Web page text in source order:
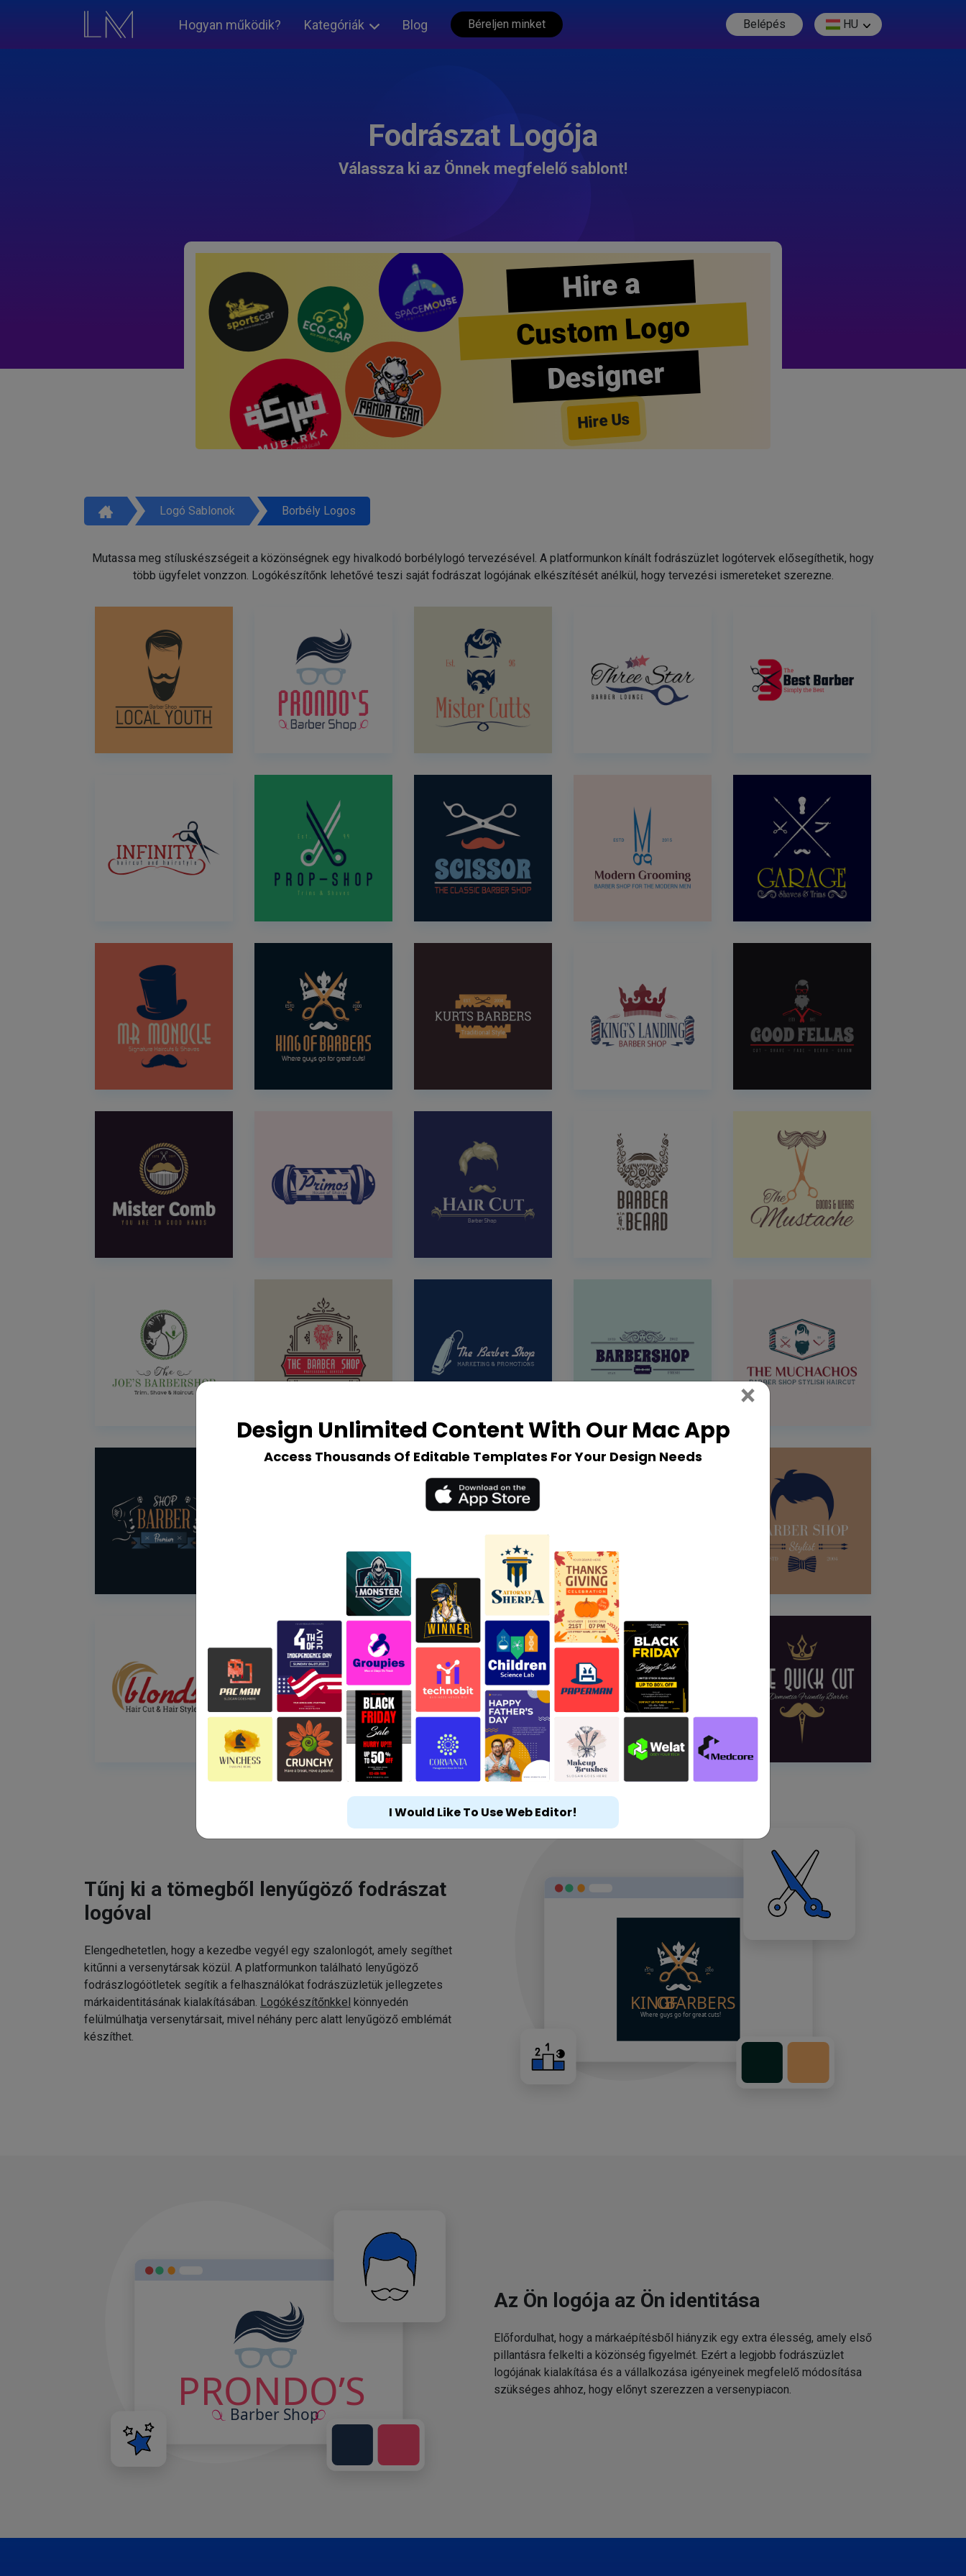
Hogyan működik? Kategóriák Blog Béreljen minket Belépés HU
Fodrászat Logója
Válassza ki az Önnek megfelelő sablont!
Hire a
Custom Logo
Designer
Hire Us
Logó Sablonok Borbély Logos
Mutassa meg stíluskészségeit a közönségnek egy hivalkodó borbélylogó tervezésével. A platformunkon kínált fodrászüzlet logótervek elősegíthetik, hogy
több ügyfelet vonzzon. Logókészítőnk lehetővé teszi saját fodrászat logójának elkészítését anélkül, hogy tervezési ismereteket szerezne.
Tűnj ki a tömegből lenyűgöző fodrászat
logóval
Elengedhetetlen, hogy a kezedbe vegyél egy szalonlogót, amely segíthet
kitűnni a versenytársak közül. A platformunkon található lenyűgöző
fodrászlogóötletek segítik a felhasználókat fodrászüzletük jellegzetes
márkaidentitásának kialakításában. Logókészítőnkkel könnyedén
felülmúlhatja versenytársait, mivel néhány perc alatt lenyűgöző emblémát
készíthet.
Az Ön logója az Ön identitása
Előfordulhat, hogy a márkaépítésből hiányzik egy extra élesség, amely első
pillantásra felkelti a közönség figyelmét. Ezért a legjobb fodrászüzlet
logójának kialakítása és a vállalkozása igényeinek megfelelő módosítása
szükséges ahhoz, hogy előnyt szerezzen a versenypiacon.
Design Unlimited Content With Our Mac App
Access Thousands Of Editable Templates For Your Design Needs
× Close
I Would Like To Use Web Editor!